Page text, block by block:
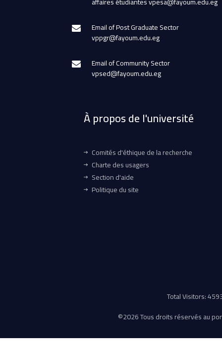
Email of Post Graduate Sector
vppgr@fayoum.edu.eg
Email of Community Sector
vpsed@fayoum.edu.eg
À propos de l'université
Comités d'éthique de la recherche
Charte des usagers
Section d'aide
Politique du site
Total Visitors:
©2026 Tous droits réservés au